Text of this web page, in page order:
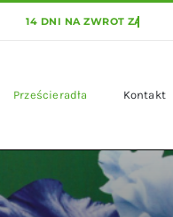
Prześcieradła Kontakt